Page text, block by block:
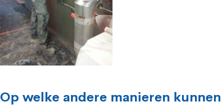
Op welke andere manieren kunnen